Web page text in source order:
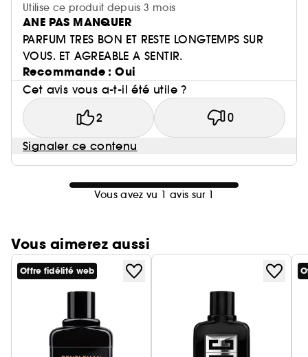
Utilise ce produit depuis 3 mois
ANE PAS MANQUER
PARFUM TRES BON ET RESTE LONGTEMPS SUR
VOUS. ET AGREABLE A SENTIR.
Recommande : Oui
Cet avis vous a-t-il été utile ?
2 0
Signaler ce contenu
Vous avez vu 1 avis sur 1
Vous aimerez aussi
Offre fidélité web